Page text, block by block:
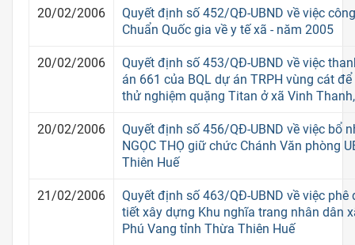
20/02/2006
Quyết định số 452/QĐ-UBND về việc
Chuẩn Quốc gia về y tế xã - năm 2005
20/02/2006
Quyết định số 453/QĐ-UBND về việc
án 661 của BQL dự án TRPH vùng cát
thử nghiệm quặng Titan ở xã Vinh
20/02/2006
Quyết định số 456/QĐ-UBND về việc bổ
NGỌC THỌ giữ chức Chánh Văn phòng
Thiên Huế
21/02/2006
Quyết định số 463/QĐ-UBND về việc phê
tiết xây dựng Khu nghĩa trang nhân dân
Phú Vang tỉnh Thừa Thiên Huế